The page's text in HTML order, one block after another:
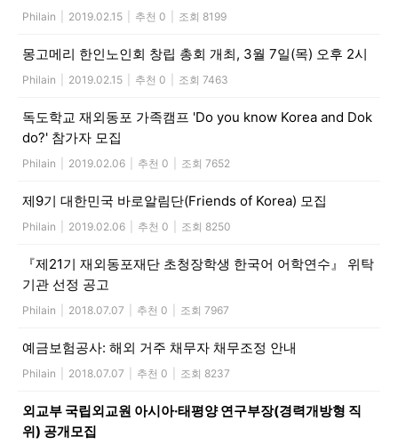
Philain 2019.02.15 추천 0 조회 8199
몽고메리 한인노인회 창립 총회 개최, 3월 7일(목) 오후 2시
Philain 2019.02.15 추천 0 조회 7463
독도학교 재외동포 가족캠프 'Do you know Korea and Dok
do?' 참가자 모집
Philain 2019.02.06 추천 0 조회 7652
제9기 대한민국 바로알림단(Friends of Korea) 모집
Philain 2019.02.06 추천 0 조회 8250
『제21기 재외동포재단 초청장학생 한국어 어학연수』 위탁
기관 선정 공고
Philain 2018.07.07 추천 0 조회 7967
예금보험공사: 해외 거주 채무자 채무조정 안내
Philain 2018.07.07 추천 0 조회 8237
외교부 국립외교원 아시아·태평양 연구부장(경력개방형 직
위) 공개모집